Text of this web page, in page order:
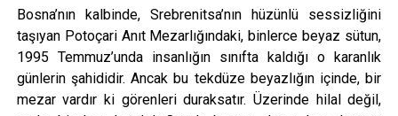
Bosna’nın kalbinde, Srebrenitsa’nın hüzünlü sessizliğini
taşıyan Potoçari Anıt Mezarlığındaki, binlerce beyaz sütun,
1995 Temmuz’unda insanlığın sınıfta kaldığı o karanlık
günlerin şahididir. Ancak bu tekdüze beyazlığın içinde, bir
mezar vardır ki görenleri duraksatır. Üzerinde hilal değil,